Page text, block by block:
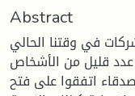
Abstract
في وقتنا الحالي
قليل من الأشخاص
اتفقوا على فتح